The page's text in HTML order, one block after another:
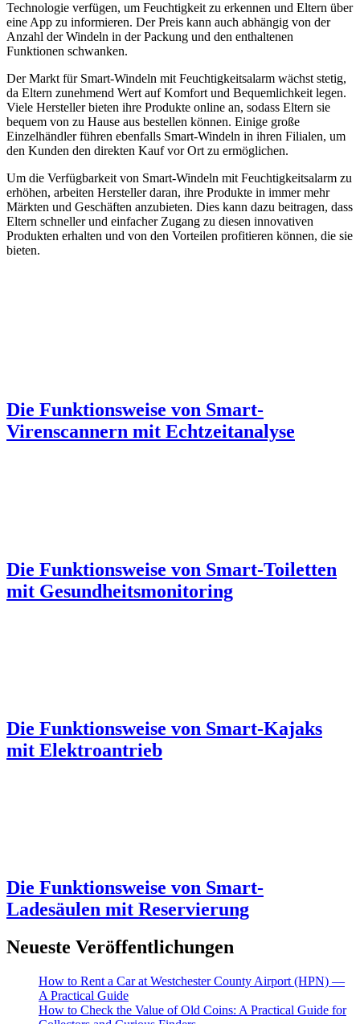
Technologie verfügen, um Feuchtigkeit zu erkennen und Eltern über
eine App zu informieren. Der Preis kann auch abhängig von der
Anzahl der Windeln in der Packung und den enthaltenen
Funktionen schwanken.
Der Markt für Smart-Windeln mit Feuchtigkeitsalarm wächst stetig,
da Eltern zunehmend Wert auf Komfort und Bequemlichkeit legen.
Viele Hersteller bieten ihre Produkte online an, sodass Eltern sie
bequem von zu Hause aus bestellen können. Einige große
Einzelhändler führen ebenfalls Smart-Windeln in ihren Filialen, um
den Kunden den direkten Kauf vor Ort zu ermöglichen.
Um die Verfügbarkeit von Smart-Windeln mit Feuchtigkeitsalarm zu
erhöhen, arbeiten Hersteller daran, ihre Produkte in immer mehr
Märkten und Geschäften anzubieten. Dies kann dazu beitragen, dass
Eltern schneller und einfacher Zugang zu diesen innovativen
Produkten erhalten und von den Vorteilen profitieren können, die sie
bieten.
Die Funktionsweise von Smart-
Virenscannern mit Echtzeitanalyse
Die Funktionsweise von Smart-Toiletten
mit Gesundheitsmonitoring
Die Funktionsweise von Smart-Kajaks
mit Elektroantrieb
Die Funktionsweise von Smart-
Ladesäulen mit Reservierung
Neueste Veröffentlichungen
How to Rent a Car at Westchester County Airport (HPN) —
A Practical Guide
How to Check the Value of Old Coins: A Practical Guide for